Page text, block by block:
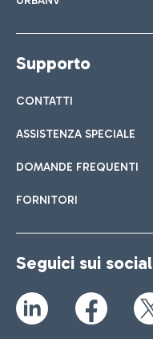
Supporto
CONTATTI
ASSISTENZA SPECIALE
DOMANDE FREQUENTI
FORNITORI
Seguici sui social